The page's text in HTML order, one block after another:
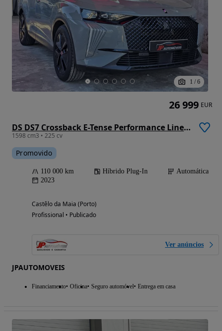
1 / 6
DS DS7 Crossback E-Tense Performance Line EAT8
1598 cm3 • 225 cv
Promovido
110 000 km Híbrido Plug-In
Automática
2023
Castêlo da Maia (Porto)
Profissional • Publicado
Ver anúncios
JPAUTOMOVEIS
Financiamento Oficina Seguro automóvel Entrega em casa
26 999 EUR